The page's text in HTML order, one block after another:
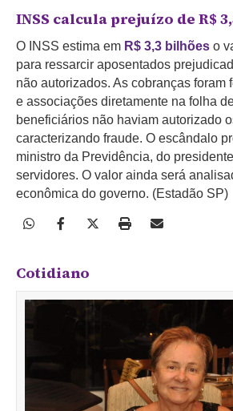
INSS calcula prejuízo de R$
O INSS estima em R$ 3,3 bilhões o
para ressarcir aposentados
não autorizados. As cobranças foram
e associações diretamente na folha
beneficiários não haviam autorizado
caracterizando fraude. O escândalo
ministro da Previdência, do
servidores. O valor ainda será
econômica do governo. (Estadão SP)
Cotidiano